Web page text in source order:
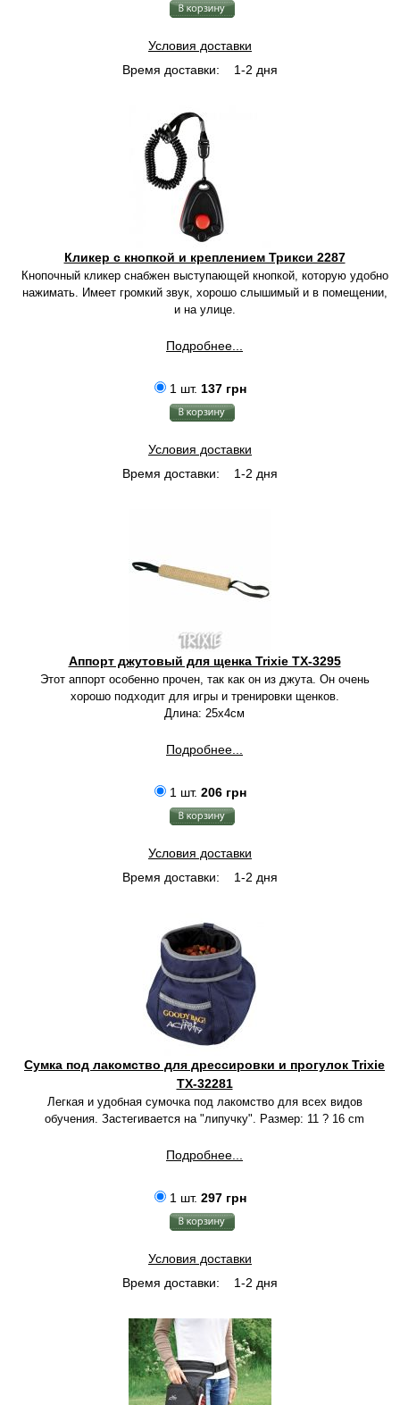
Условия доставки
Время доставки:
1-2 дня
Кликер с кнопкой и креплением Трикси 2287
Кнопочный кликер снабжен выступающей кнопкой, которую удобно
нажимать. Имеет громкий звук, хорошо слышимый и в помещении,
и на улице.
Подробнее...
1 шт. 137 грн
Условия доставки
Время доставки:
1-2 дня
Аппорт джутовый для щенка Trixie TX-3295
Этот аппорт особенно прочен, так как он из джута. Он очень
хорошо подходит для игры и тренировки щенков.
Длина: 25х4см
Подробнее...
1 шт. 206 грн
Условия доставки
Время доставки:
1-2 дня
Cумка под лакомство для дрессировки и прогулок Trixie
TX-32281
Легкая и удобная сумочка под лакомство для всех видов
обучения. Застегивается на "липучку". Размер: 11 ? 16 cm
Подробнее...
1 шт. 297 грн
Условия доставки
Время доставки:
1-2 дня